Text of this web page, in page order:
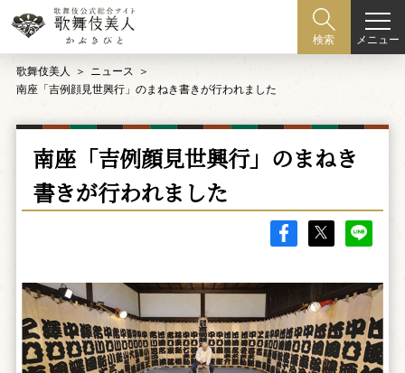
検索 メニュー
歌舞伎美人
ニュース
南座「吉例顔見世興行」のまねき書きが行われました
南座「吉例顔見世興行」のまねき
書きが行われました